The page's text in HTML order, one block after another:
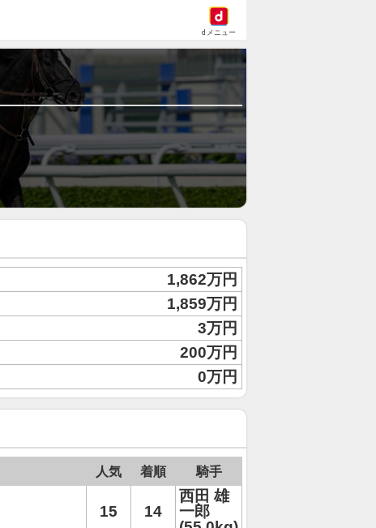
dメニュー
1,862万円
1,859万円
3万円
200万円
0万円
人気 着順 騎手
15 14
西田 雄
一郎